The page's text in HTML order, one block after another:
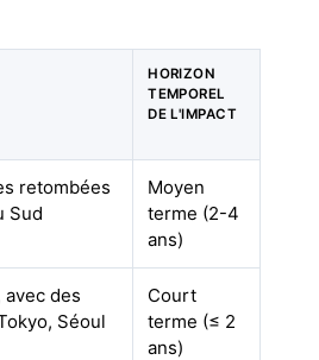
HORIZON
TEMPOREL
DE L'IMPACT
retombées
Sud
Moyen
terme (2-4
ans)
avec des
Séoul
Court
terme (≤ 2
ans)